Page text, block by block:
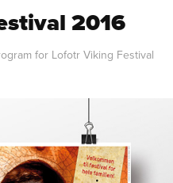
2016
for Lofotr Viking Festival